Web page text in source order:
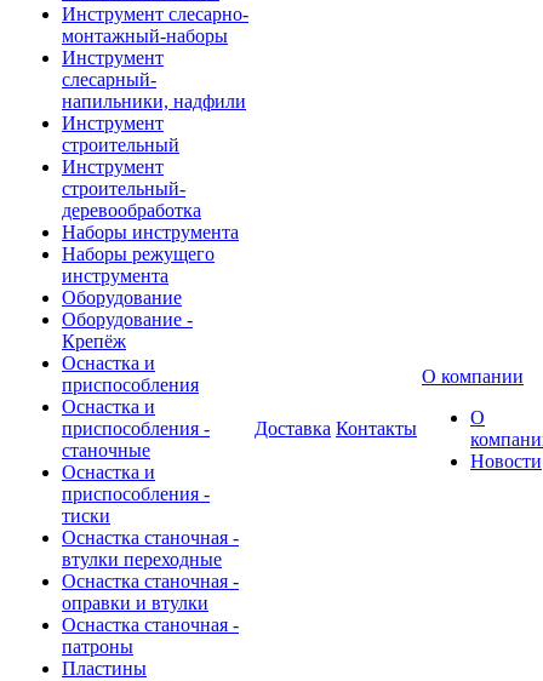
Инструмент слесарно-
монтажный-наборы
Инструмент
слесарный-
напильники, надфили
Инструмент
строительный
Инструмент
строительный-
деревообработка
Наборы инструмента
Наборы режущего
инструмента
Оборудование
Оборудование -
Крепёж
Оснастка и
приспособления
Оснастка и
приспособления -
станочные
Оснастка и
приспособления -
тиски
Оснастка станочная -
втулки переходные
Оснастка станочная -
оправки и втулки
Оснастка станочная -
патроны
Пластины
Доставка Контакты
О компании
О
Новости